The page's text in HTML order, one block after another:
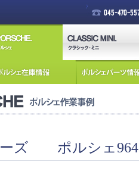
ーズ ポルシェ964